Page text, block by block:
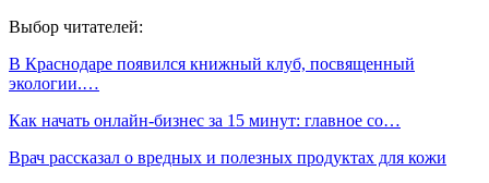
Выбор читателей:
В Краснодаре появился книжный клуб, посвященный
экологии.…
Как начать онлайн-бизнес за 15 минут: главное со…
Врач рассказал о вредных и полезных продуктах для кожи